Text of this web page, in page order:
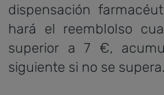
dispensación
hará el reemblolso
superior a 7 €,
siguiente si no se supera.